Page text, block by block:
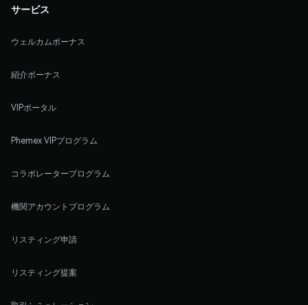
サービス
ウェルカムボーナス
紹介ボーナス
VIPポータル
Phemex VIPプログラム
コラボレータープログラム
機関アカウントプログラム
リスティング申請
リスティング提案